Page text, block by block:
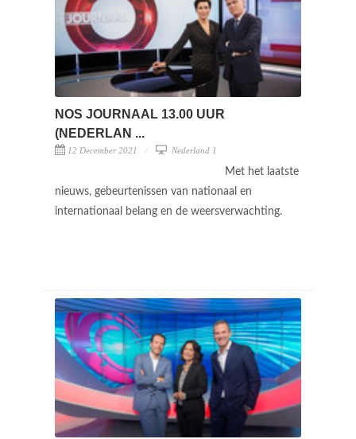
NOS JOURNAAL 13.00 UUR
(NEDERLAN ...
12 December 2021 Nederland 1
Met het laatste
nieuws, gebeurtenissen van nationaal en
internationaal belang en de weersverwachting.